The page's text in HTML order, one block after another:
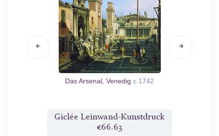
Das Arsenal, Venedig c.1742
Giclée Leinwand-Kunstdruck
€66.63